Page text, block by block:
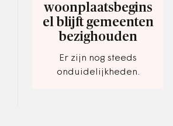
woonplaatsbegins
el blijft gemeenten
bezighouden
Er zijn nog steeds
onduidelijkheden.